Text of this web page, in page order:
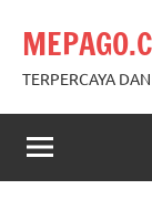
content
TERPERCAYA